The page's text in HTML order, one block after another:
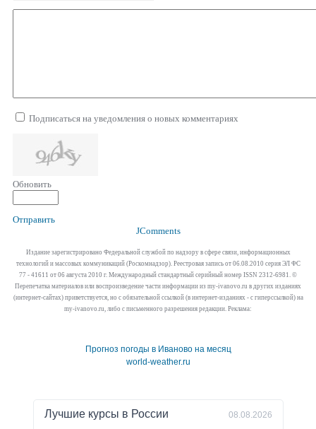
Подписаться на уведомления о новых комментариях
Обновить
Отправить
JComments
Издание зарегистрировано Федеральной службой по надзору в сфере связи, информационных
технологий и массовых коммуникаций (Роскомнадзор). Реестровая запись от 06.08.2010 серия ЭЛ ФС
77 - 41611 от 06 августа 2010 г. Международный стандартный серийный номер ISSN 2312-6981. ©
Перепечатка материалов или воспроизведение части информации из my-ivanovo.ru в других изданиях
(интернет-сайтах) приветствуется, но с обязательной ссылкой (в интернет-изданиях - с гиперссылкой) на
my-ivanovo.ru, либо с письменного разрешения редакции. Реклама:
Прогноз погоды в Иваново на месяц
world-weather.ru
Лучшие курсы в России 08.08.2026